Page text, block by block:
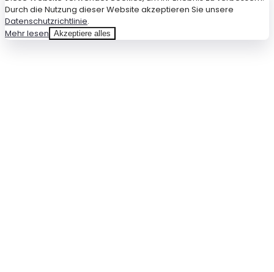
Durch die Nutzung dieser Website akzeptieren Sie unsere
Datenschutzrichtlinie.
Mehr lesen Akzeptiere alles